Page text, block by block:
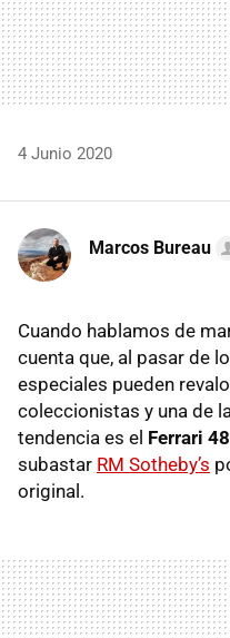
4 Junio 2020
Marcos Bureau
Cuando hablamos de
cuenta que, al pasar de
especiales pueden
coleccionistas y una de
tendencia es el Ferrari
subastar RM Sotheby’s
original.